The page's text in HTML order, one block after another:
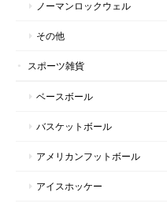
ノーマンロックウェル
その他
スポーツ雑貨
ベースボール
バスケットボール
アメリカンフットボール
アイスホッケー